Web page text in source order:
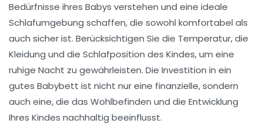
Bedürfnisse ihres Babys verstehen und eine ideale
Schlafumgebung schaffen, die sowohl komfortabel als
auch sicher ist. Berücksichtigen Sie die Temperatur, die
Kleidung und die Schlafposition des Kindes, um eine
ruhige Nacht zu gewährleisten. Die Investition in ein
gutes Babybett ist nicht nur eine finanzielle, sondern
auch eine, die das Wohlbefinden und die Entwicklung
Ihres Kindes nachhaltig beeinflusst.